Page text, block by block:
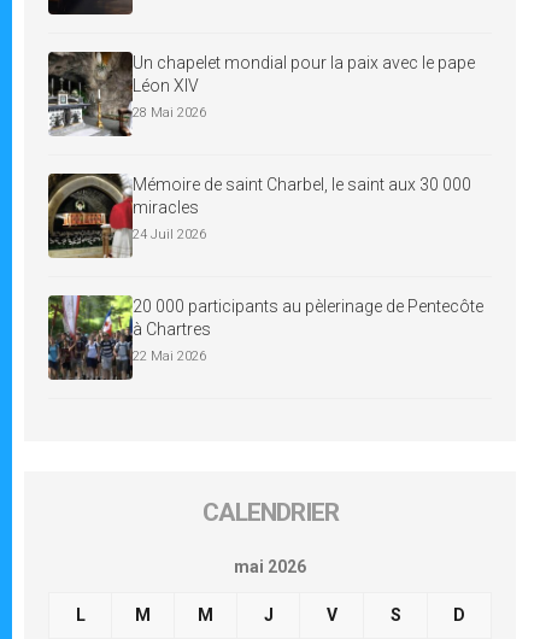
Un chapelet mondial pour la paix avec le pape
Léon XIV
28 Mai 2026
Mémoire de saint Charbel, le saint aux 30 000
miracles
24 Juil 2026
20 000 participants au pèlerinage de Pentecôte
à Chartres
22 Mai 2026
CALENDRIER
mai 2026
L M M J V S D